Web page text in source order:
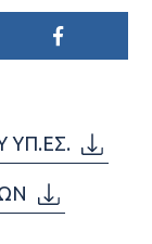
ΥΠ.ΕΣ.